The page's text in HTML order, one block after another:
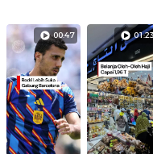
00:47 01:23